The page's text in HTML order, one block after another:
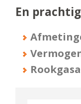
En